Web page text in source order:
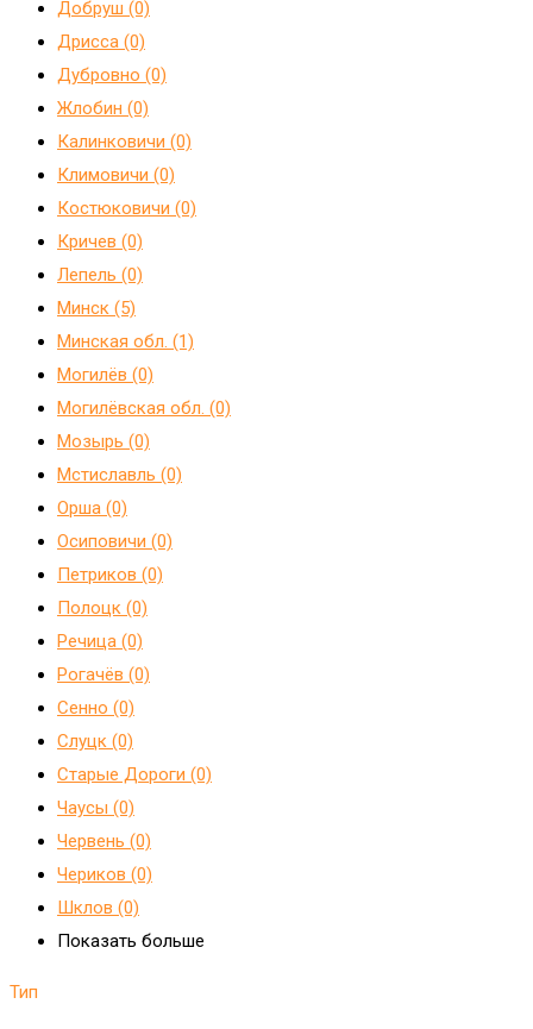
Добруш (0)
Дрисса (0)
Дубровно (0)
Жлобин (0)
Калинковичи (0)
Климовичи (0)
Костюковичи (0)
Кричев (0)
Лепель (0)
Минск (5)
Минская обл. (1)
Могилёв (0)
Могилёвская обл. (0)
Мозырь (0)
Мстиславль (0)
Орша (0)
Осиповичи (0)
Петриков (0)
Полоцк (0)
Речица (0)
Рогачёв (0)
Сенно (0)
Слуцк (0)
Старые Дороги (0)
Чаусы (0)
Червень (0)
Чериков (0)
Шклов (0)
Показать больше
Тип